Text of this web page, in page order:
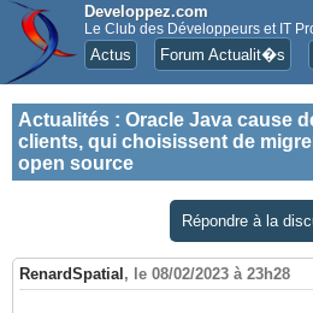
Developpez.com
Le Club des Développeurs et IT
Actus Forum Actualit�s
Actualités : Oracle Java cause
clients, qui choisissent de
open source
Répondre à la
RenardSpatial , le 08/02/2023 à 23h28